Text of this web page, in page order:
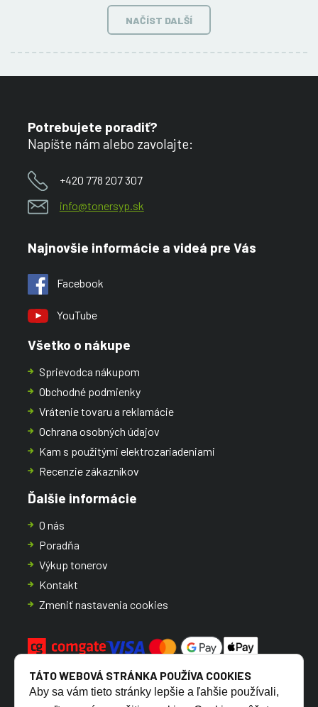
NAČÍST DALŠÍ
Potrebujete poradiť?
Napíšte nám alebo zavolajte:
+420 778 207 307
info@tonersyp.sk
Najnovšie informácie a videá pre Vás
Facebook
YouTube
Všetko o nákupe
Sprievodca nákupom
Obchodné podmienky
Vrátenie tovaru a reklamácie
Ochrana osobných údajov
Kam s použitými elektrozariadeniami
Recenzie zákazníkov
Ďalšie informácie
O nás
Poradňa
Výkup tonerov
Kontakt
Zmeniť nastavenia cookies
TÁTO WEBOVÁ STRÁNKA POUŽÍVA COOKIES
Aby sa vám tieto stránky lepšie a ľahšie používali,